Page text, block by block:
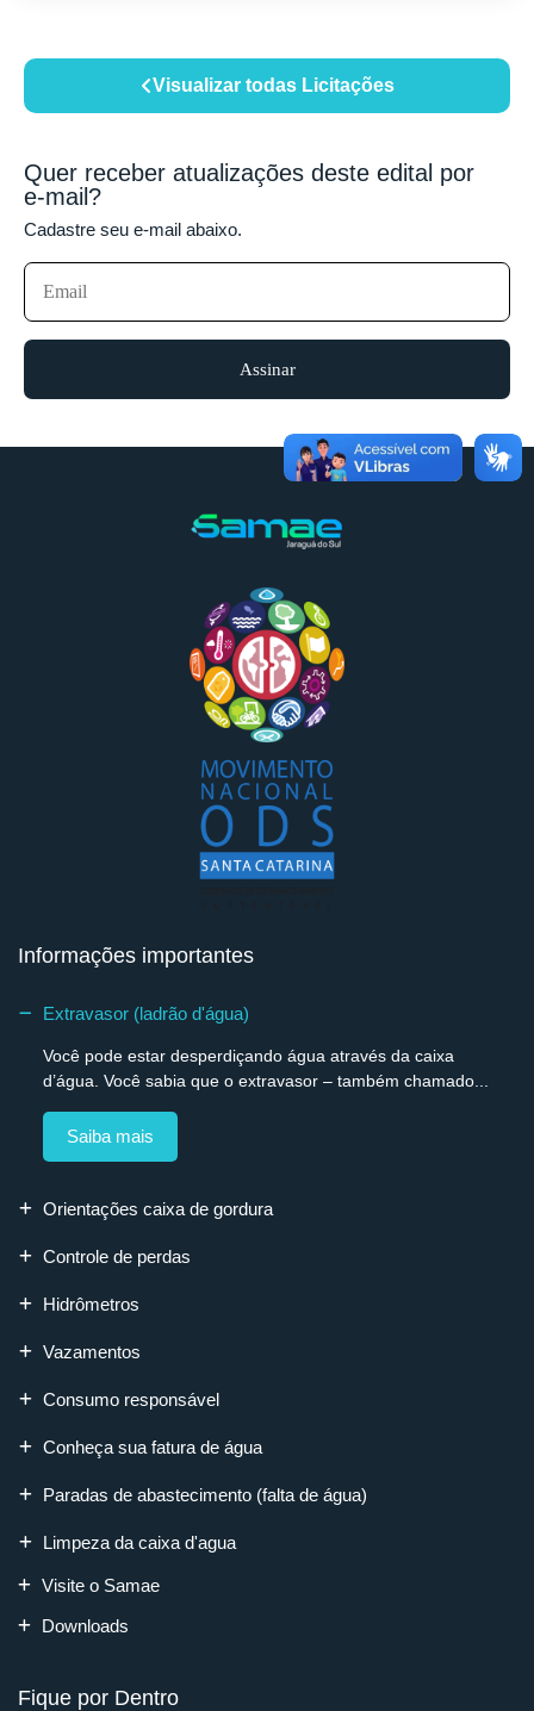
Visualizar todas Licitações
Quer receber atualizações deste edital por
e-mail?
Cadastre seu e-mail abaixo.
Assinar
Informações importantes
Extravasor (ladrão d'água)
Você pode estar desperdiçando água através da caixa
d’água. Você sabia que o extravasor – também chamado...
Saiba mais
Orientações caixa de gordura
Controle de perdas
Hidrômetros
Vazamentos
Consumo responsável
Conheça sua fatura de água
Paradas de abastecimento (falta de água)
Limpeza da caixa d'agua
Visite o Samae
Downloads
Fique por Dentro